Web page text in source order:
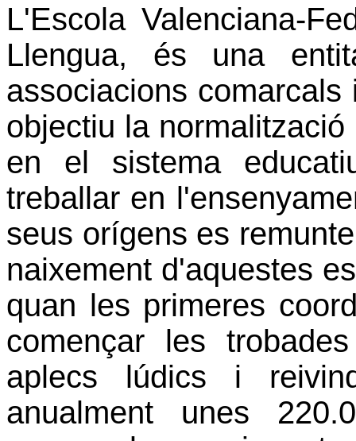
L'Escola Valenciana-
Llengua, és una
associacions
objectiu la
en el sistema
treballar en
seus orígens es
naixement d'aquestes
quan les primeres
començar les
aplecs lúdics i
anualment unes